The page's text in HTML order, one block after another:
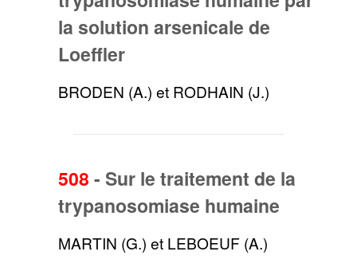
la solution arsenicale de
Loeffler
BRODEN (A.) et RODHAIN (J.)
508 - Sur le traitement de la
trypanosomiase humaine
MARTIN (G.) et LEBOEUF (A.)